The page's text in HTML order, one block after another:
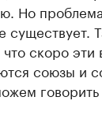
Но
скоро эти
союзы и